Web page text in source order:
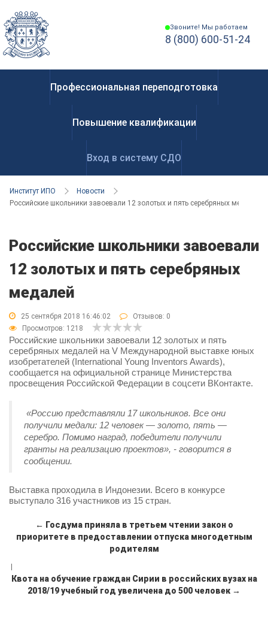
Звоните! Мы работаем
8 (800) 600-51-24
Профессиональная переподготовка
Повышение квалификации
Вход в систему СДО
Институт ИПО
Новости
Российские школьники завоевали 12 золотых и пять серебряных медалей
Российские школьники завоевали
12 золотых и пять серебряных
медалей
25 сентября 2018 16:46:02 Отзывов: 0
Просмотров: 1218
Российские школьники завоевали 12 золотых и пять
серебряных медалей на V Международной выставке юных
изобретателей (International Young Inventors Awards),
сообщается на официальной странице Министерства
просвещения Российской Федерации в соцсети ВКонтакте.
«Россию представляли 17 школьников. Все они
получили медали: 12 человек — золото, пять —
серебро. Помимо наград, победители получили
гранты на реализацию проектов», - говорится в
сообщении.
Выставка проходила в Индонезии. Всего в конкурсе
выступало 316 участников из 15 стран.
← Госдума приняла в третьем чтении закон о
приоритете в предоставлении отпуска многодетным
родителям
Квота на обучение граждан Сирии в российских вузах на
2018/19 учебный год увеличена до 500 человек →